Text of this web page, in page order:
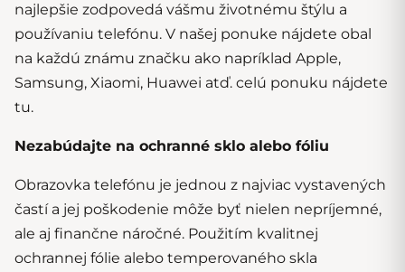
najlepšie zodpovedá vášmu životnému štýlu a
používaniu telefónu. V našej ponuke nájdete obal
na každú známu značku ako napríklad Apple,
Samsung, Xiaomi, Huawei atď. celú ponuku nájdete
tu.
Nezabúdajte na ochranné sklo alebo fóliu
Obrazovka telefónu je jednou z najviac vystavených
častí a jej poškodenie môže byť nielen nepríjemné,
ale aj finančne náročné. Použitím kvalitnej
ochrannej fólie alebo temperovaného skla